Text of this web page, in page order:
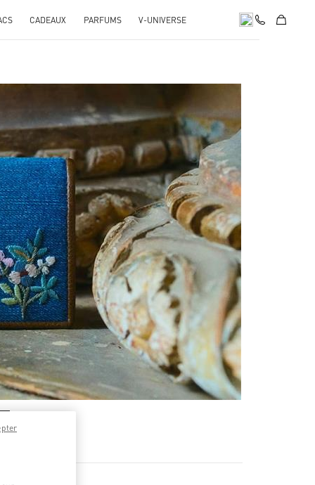
CADEAUX PARFUMS V-UNIVERSE
in New Tab